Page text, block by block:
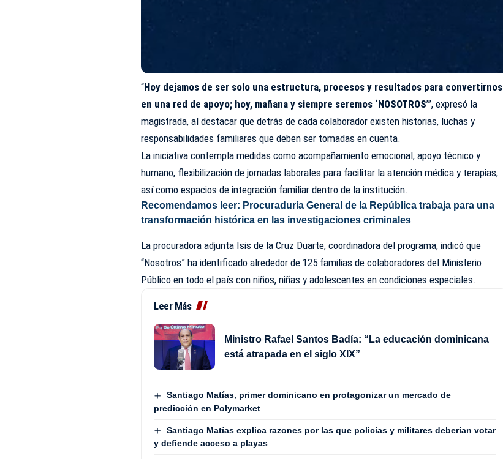
“Hoy dejamos de ser solo una estructura, procesos y resultados para convertirnos
en una red de apoyo; hoy, mañana y siempre seremos ‘NOSOTROS’”, expresó la
magistrada, al destacar que detrás de cada colaborador existen historias, luchas y
responsabilidades familiares que deben ser tomadas en cuenta.
La iniciativa contempla medidas como acompañamiento emocional, apoyo técnico y
humano, flexibilización de jornadas laborales para facilitar la atención médica y terapias,
así como espacios de integración familiar dentro de la institución.
Recomendamos leer: Procuraduría General de la República trabaja para una
transformación histórica en las investigaciones criminales
La procuradora adjunta Isis de la Cruz Duarte, coordinadora del programa, indicó que
“Nosotros” ha identificado alrededor de 125 familias de colaboradores del Ministerio
Público en todo el país con niños, niñas y adolescentes en condiciones especiales.
Leer Más
Ministro Rafael Santos Badía: “La educación dominicana
está atrapada en el siglo XIX”
Santiago Matías, primer dominicano en protagonizar un mercado de
predicción en Polymarket
Santiago Matías explica razones por las que policías y militares deberían votar
y defiende acceso a playas